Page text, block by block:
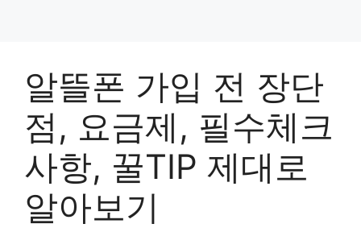
알뜰폰 가입 전 장단
점, 요금제, 필수체크
사항, 꿀TIP 제대로
알아보기